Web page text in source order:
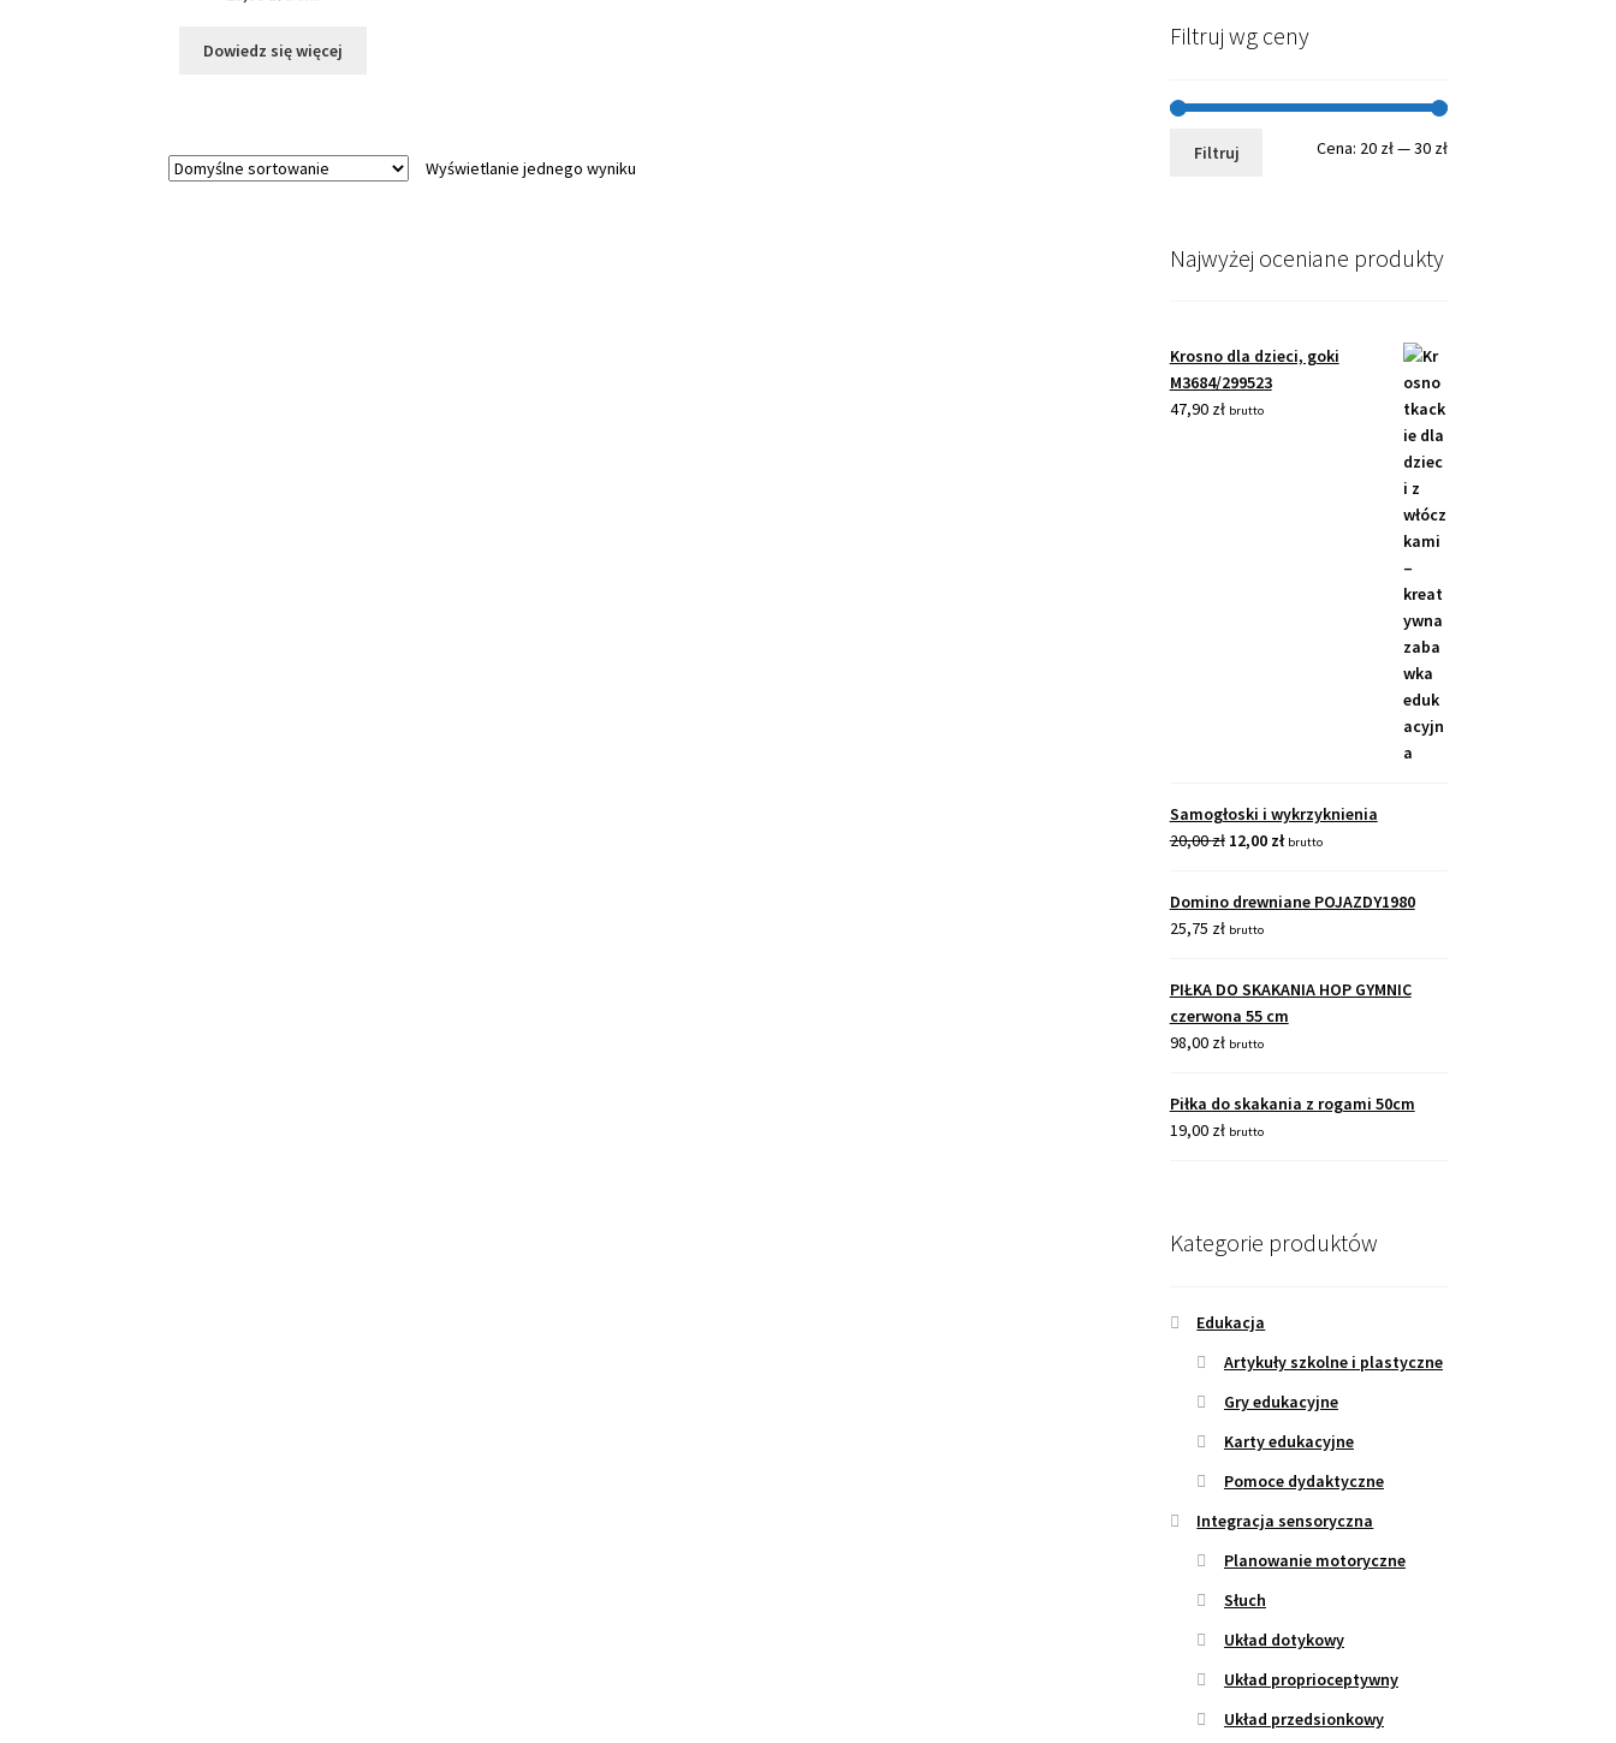
Dowiedz się więcej
Wyświetlanie jednego wyniku
Filtruj wg ceny
Cena
Cena
Filtruj Cena: 20 zł—30 zł
Najwyżej oceniane produkty
Krosno dla dzieci, goki
M3684/299523
47,90 zł brutto
Samogłoski i wykrzyknienia
20,00zł 12,00 zł brutto
Domino drewniane POJAZDY1980
25,75 zł brutto
PIŁKA DO SKAKANIA HOP GYMNIC
czerwona 55 cm
98,00 zł brutto
Piłka do skakania z rogami 50cm
19,00 zł brutto
Kategorie produktów
Edukacja
Artykuły szkolne i plastyczne
Gry edukacyjne
Karty edukacyjne
Pomoce dydaktyczne
Integracja sensoryczna
Planowanie motoryczne
Słuch
Układ dotykowy
Układ proprioceptywny
Układ przedsionkowy